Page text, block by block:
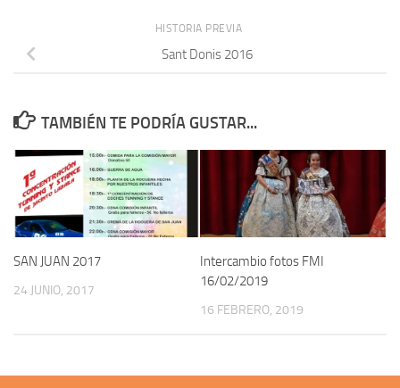
HISTORIA PREVIA
Sant Donis 2016
TAMBIÉN TE PODRÍA GUSTAR...
SAN JUAN 2017
24 JUNIO, 2017
Intercambio fotos FMI
16/02/2019
16 FEBRERO, 2019